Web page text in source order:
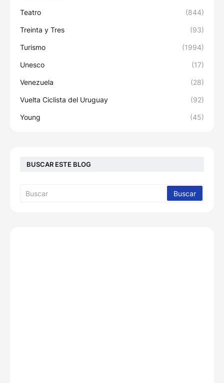
Teatro (844)
Treinta y Tres (93)
Turismo (1994)
Unesco (17)
Venezuela (28)
Vuelta Ciclista del Uruguay (92)
Young (45)
BUSCAR ESTE BLOG